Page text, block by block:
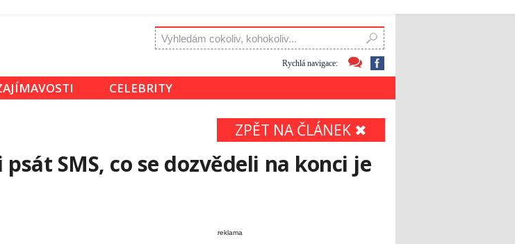
Rychlá navigace:
CELEBRITY
ZPĚT NA ČLÁNEK ✖
SMS, co se dozvědeli na konci je
reklama